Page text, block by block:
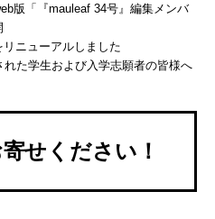
版「『mauleaf 34号』編集メンバ
ニューアルしました
た学生および入学志願者の皆様へ
せください！